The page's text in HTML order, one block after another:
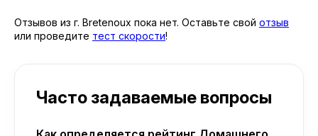
Отзывов из г. Bretenoux пока нет. Оставьте свой отзыв
или проведите тест скорости!
Часто задаваемые вопросы